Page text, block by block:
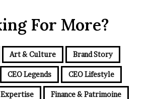
For More?
Art & Culture Brand Story
CEO Legends CEO Lifestyle
Expertise Finance & Patrimoine